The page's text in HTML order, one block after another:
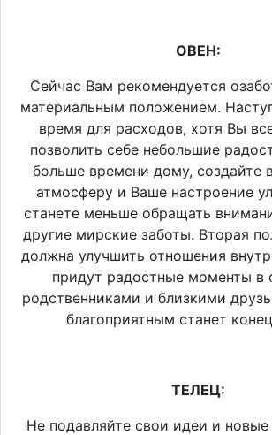
ОВЕН:
Сейчас Вам рекомендуется
материальным положением.
время для расходов, хотя Вы
позволить себе небольшие
больше времени дому, создайте
атмосферу и Ваше настроение
станете меньше обращать
другие мирские заботы. Вторая
должна улучшить отношения
придут радостные моменты в
родственниками и близкими
благоприятным станет
ТЕЛЕЦ:
Не подавляйте свои идеи и